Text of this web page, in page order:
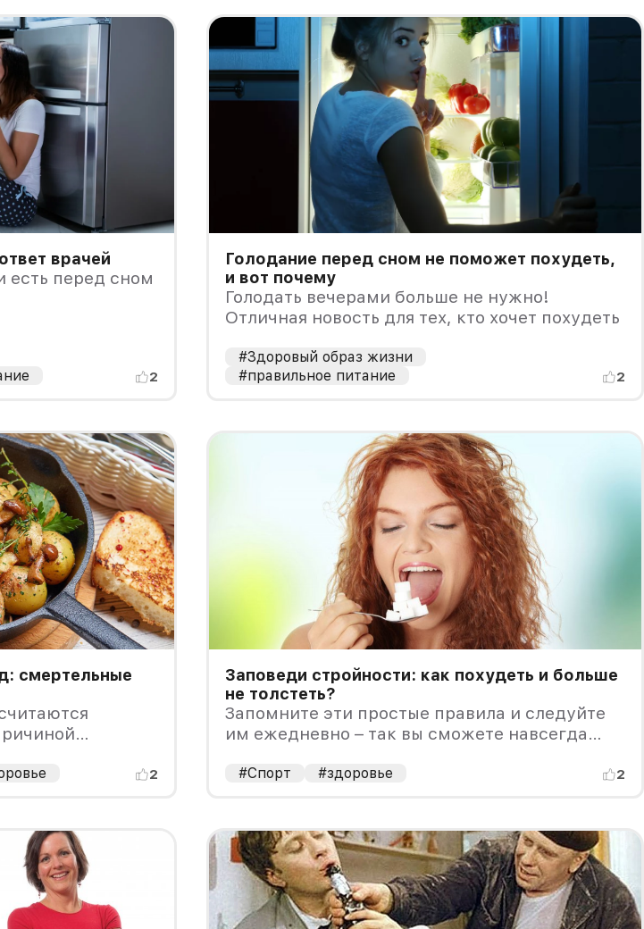
врачей
есть перед сном
2
Голодание перед сном не поможет похудеть,
и вот почему
Голодать вечерами больше не нужно!
Отличная новость для тех, кто хочет похудеть
#Здоровый образ жизни
#правильное питание
2
смертельные
2
Заповеди стройности: как похудеть и больше
не толстеть?
Запомните эти простые правила и следуйте
им ежедневно – так вы сможете навсегда
килограммов.
#Спорт #здоровье 2